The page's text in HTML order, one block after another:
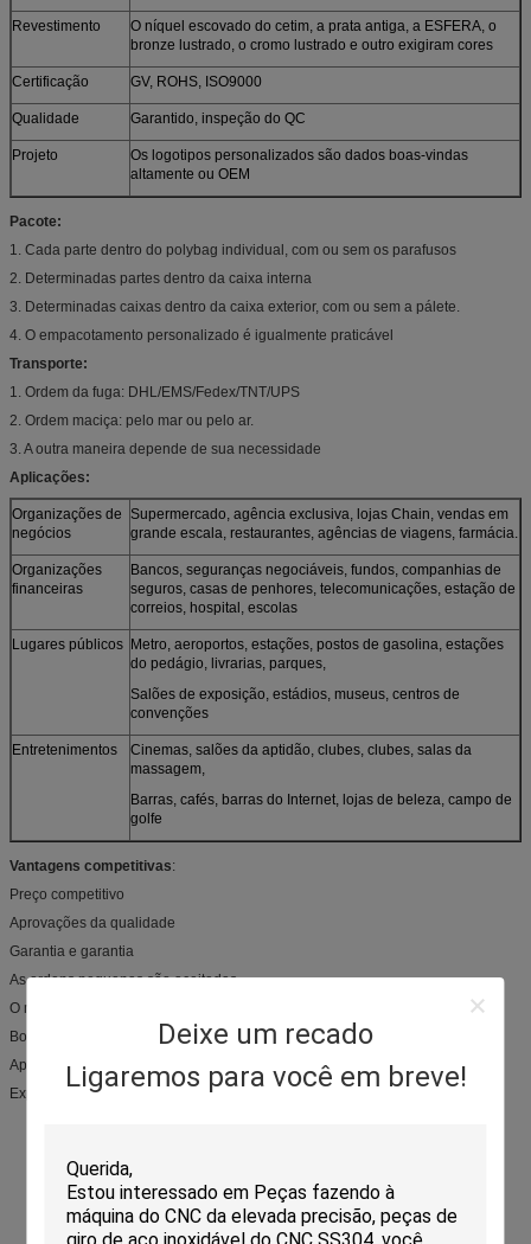
Deixe um recado
Ligaremos para você em breve!
Revestimento
O níquel escovado do cetim, a prata antiga, a ESFERA, o
bronze lustrado, o cromo lustrado e outro exigiram cores
Certificação GV, ROHS, ISO9000
Qualidade Garantido, inspeção do QC
Projeto
Os logotipos personalizados são dados boas-vindas
altamente ou OEM
Pacote:
1. Cada parte dentro do polybag individual, com ou sem os parafusos
2. Determinadas partes dentro da caixa interna
3. Determinadas caixas dentro da caixa exterior, com ou sem a pálete.
4. O empacotamento personalizado é igualmente praticável
Transporte:
1. Ordem da fuga: DHL/EMS/Fedex/TNT/UPS
2. Ordem maciça: pelo mar ou pelo ar.
3. A outra maneira depende de sua necessidade
Aplicações:
Organizações de
negócios
Supermercado, agência exclusiva, lojas Chain, vendas em
grande escala, restaurantes, agências de viagens, farmácia.
Organizações
financeiras
Bancos, seguranças negociáveis, fundos, companhias de
seguros, casas de penhores, telecomunicações, estação de
correios, hospital, escolas
Lugares públicos Metro, aeroportos, estações, postos de gasolina, estações
do pedágio, livrarias, parques,
Salões de exposição, estádios, museus, centros de
convenções
Entretenimentos
Cinemas, salões da aptidão, clubes, clubes, salas da
massagem,
Barras, cafés, barras do Internet, lojas de beleza, campo de
golfe
Vantagens competitivas:
Preço competitivo
Aprovações da qualidade
Garantia e garantia
As ordens pequenas são aceitadas
O melhor serviço e entrega alerta
Bom desempenho de produtos
Aprovações internacionais
Experiência dos ricos do fabricante